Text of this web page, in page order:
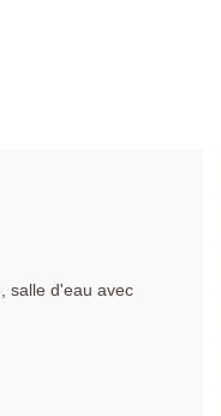
salle d'eau avec